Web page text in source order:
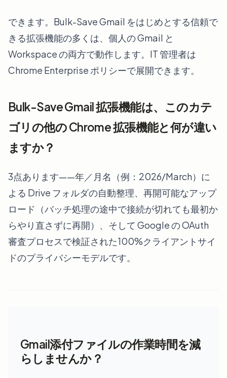
できます。Bulk-Save Gmail をはじめとする信頼で
きる拡張機能の多くは、個人の Gmail と
Workspace の両方で動作します。IT 管理者は
Chrome Enterprise ポリシーで展開できます。
Bulk-Save Gmail 拡張機能は、このカテ
ゴリの他の Chrome 拡張機能と何が違い
ますか？
3点あります——年／月名（例：2026/March）に
よる Drive フォルダの自動整理、再開可能なアップ
ロード（バッチ処理の途中で接続が切れても最初か
らやり直さずに再開）、そして Google の OAuth
審査プロセスで検証された100%クライアントサイ
ドのプライバシーモデルです。
Gmail添付ファイルの作業時間を減
らしませんか？